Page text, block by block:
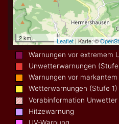
Warnungen vor extremem
Unwetterwarnungen
Warnungen vor
Wetterwarnungen (Stufe 1)
Vorabinformation Unwetter
Hitzewarnung
UV-Warnung